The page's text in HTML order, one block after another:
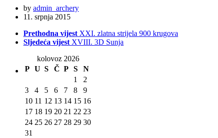
by admin_archery
11. srpnja 2015
Prethodna vijest XXI. zlatna strijela 900 krugova
Sljedeća vijest XVIII. 3D Sunja
kolovoz 2026
P U S Č P S
N
1
2
3
4 5 6 7 8
9
10 11 12 13 14 15 16
17 18 19 20 21 22 23
24 25 26 27 28 29 30
31